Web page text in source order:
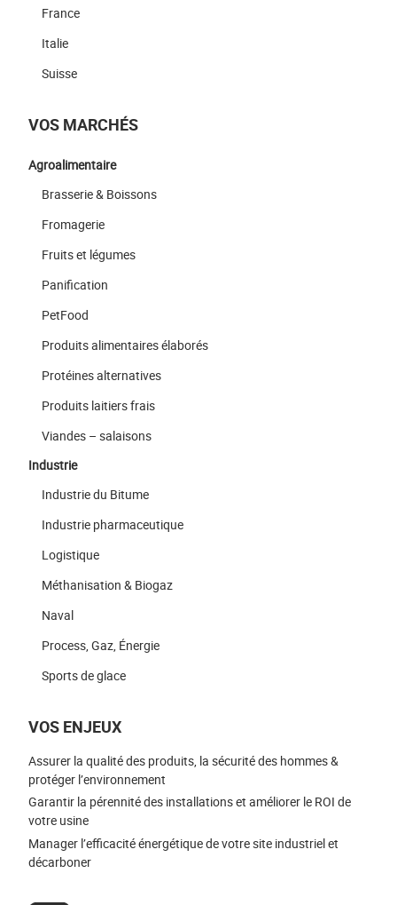
France
Italie
Suisse
VOS MARCHÉS
Agroalimentaire
Brasserie & Boissons
Fromagerie
Fruits et légumes
Panification
PetFood
Produits alimentaires élaborés
Protéines alternatives
Produits laitiers frais
Viandes – salaisons
Industrie
Industrie du Bitume
Industrie pharmaceutique
Logistique
Méthanisation & Biogaz
Naval
Process, Gaz, Énergie
Sports de glace
VOS ENJEUX
Assurer la qualité des produits, la sécurité des hommes &
protéger l’environnement
Garantir la pérennité des installations et améliorer le ROI de
votre usine
Manager l’efficacité énergétique de votre site industriel et
décarboner